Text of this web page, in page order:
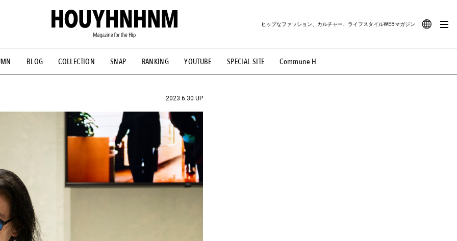
BLOG COLLECTION SNAP RANKING YOUTUBE SPECIAL SITE Commune H
ヒップなファッション、カルチャー、ライフスタイルWEBマガジン
#古着サミット #NEW VINTAGE #マイナーグッド図鑑 #路地裏てぃーん。 #MONTHLY JOURNAL
#FOCUS IT #AH.H #ととけん #FASHION #MUSIC #MOVIE #LIFESTYLE #SNEAKER #OUTDOOR
2023.6.30 UP